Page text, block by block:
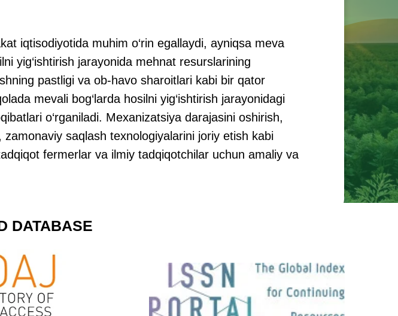
iqtisodiyotida muhim o‘rin egallaydi, ayniqsa meva
yig‘ishtirish jarayonida mehnat resurslarining
pastligi va ob-havo sharoitlari kabi bir qator
mevali bog‘larda hosilni yig‘ishtirish jarayonidagi
o‘rganiladi. Mexanizatsiya darajasini oshirish,
zamonaviy saqlash texnologiyalarini joriy etish kabi
fermerlar va ilmiy tadqiqotchilar uchun amaliy va
DATABASE